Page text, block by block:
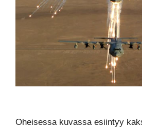
Oheisessa kuvassa esiintyy